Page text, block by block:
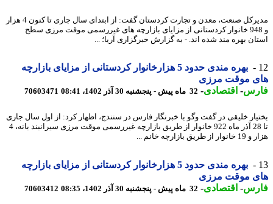
مدیرکل صنعت، معدن و تجارت کردستان گفت: از ابتدای سال جاری تا کنون 4 هزار
و 948 خانوار کردستانی از مزایای بازارچه های غیررسمی موقت مرزی سطح
بهره مند شده اند. - به گزارش خبرگزاری آریا؛ ...
بهره مندی حدود 5 هزارخانوار کردستانی از مزایای بازارچه
موقت مرزی
-اقتصادی-32 ماه پیش - پنجشنبه 30 آذر 1402، 08:41 70603471
خلیقی در گفت وگو با خبرنگار فارس در سنندج، اظهار کرد: از اول سال جاری
تا 28 آذر ماه 922 خانوار از طریق بازارچه غیررسمی موقت مرزی سیرانبند بانه، 4
بازارچه خانم ...
بهره مندی حدود 5 هزارخانوار کردستانی از مزایای بازارچه
موقت مرزی
-اقتصادی-32 ماه پیش - پنجشنبه 30 آذر 1402، 08:35 70603412